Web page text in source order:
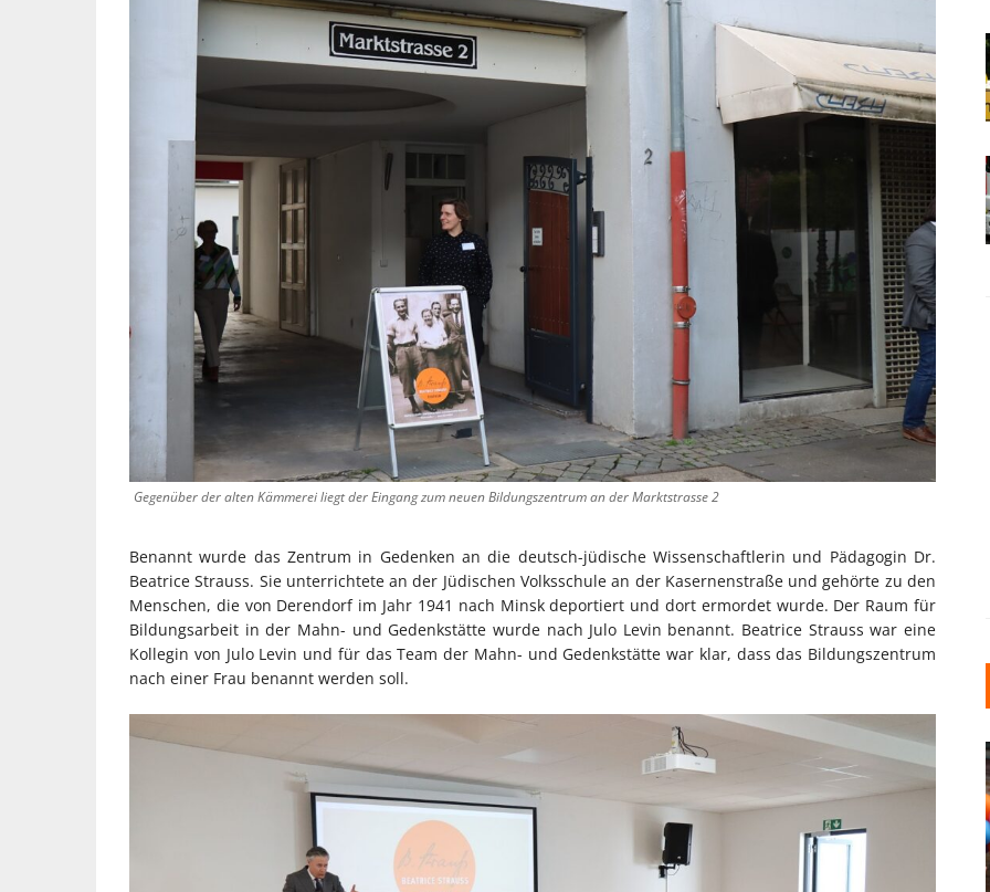
Gegenüber der alten Kämmerei liegt der Eingang zum neuen Bildungszentrum an der Marktstrasse 2
Benannt wurde das Zentrum in Gedenken an die deutsch-jüdische Wissenschaftlerin und Pädagogin Dr.
Beatrice Strauss. Sie unterrichtete an der Jüdischen Volksschule an der Kasernenstraße und gehörte zu den
Menschen, die von Derendorf im Jahr 1941 nach Minsk deportiert und dort ermordet wurde. Der Raum für
Bildungsarbeit in der Mahn- und Gedenkstätte wurde nach Julo Levin benannt. Beatrice Strauss war eine
Kollegin von Julo Levin und für das Team der Mahn- und Gedenkstätte war klar, dass das Bildungszentrum
nach einer Frau benannt werden soll.